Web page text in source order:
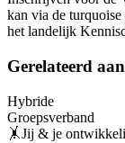
kan via de
het landelijk
Gerelateerd aan
Hybride
Groepsverband
🤸Jij & je